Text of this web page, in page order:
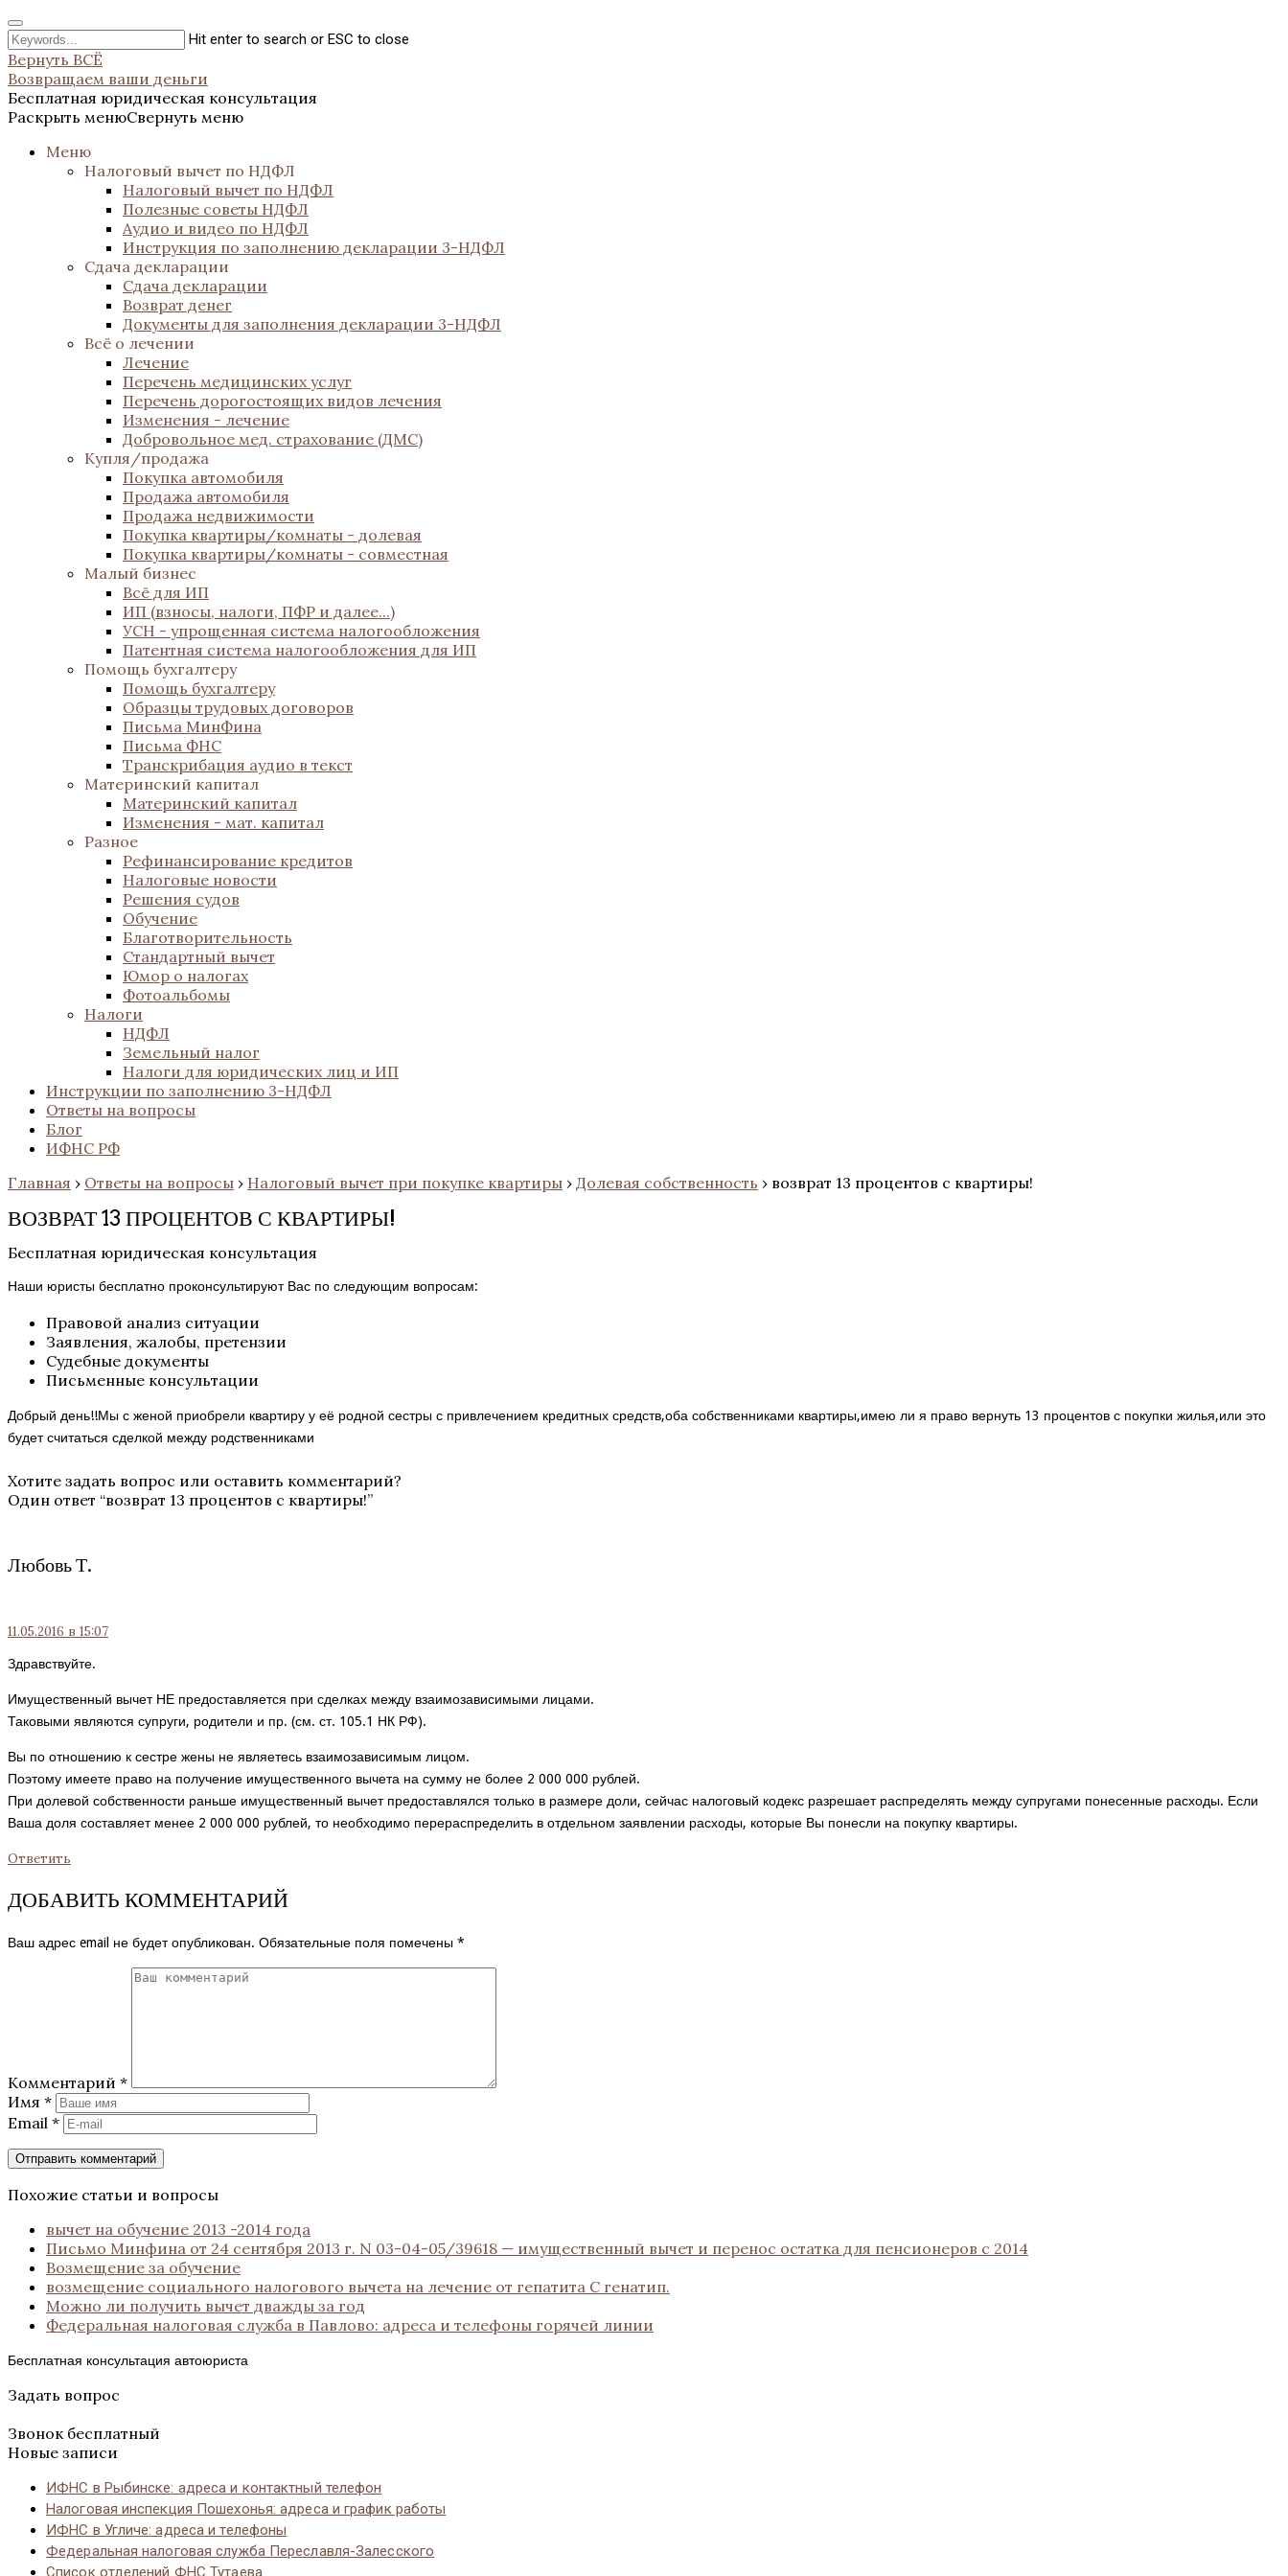
Hit enter to search or ESC to close
Вернуть ВСЁ
Возвращаем ваши деньги
Бесплатная юридическая консультация
Раскрыть менюСвернуть меню
Меню
Налоговый вычет по НДФЛ
Налоговый вычет по НДФЛ
Полезные советы НДФЛ
Аудио и видео по НДФЛ
Инструкция по заполнению декларации 3-НДФЛ
Сдача декларации
Сдача декларации
Возврат денег
Документы для заполнения декларации 3-НДФЛ
Всё о лечении
Лечение
Перечень медицинских услуг
Перечень дорогостоящих видов лечения
Изменения - лечение
Добровольное мед. страхование (ДМС)
Купля/продажа
Покупка автомобиля
Продажа автомобиля
Продажа недвижимости
Покупка квартиры/комнаты - долевая
Покупка квартиры/комнаты - совместная
Малый бизнес
Всё для ИП
ИП (взносы, налоги, ПФР и далее...)
УСН - упрощенная система налогообложения
Патентная система налогообложения для ИП
Помощь бухгалтеру
Помощь бухгалтеру
Образцы трудовых договоров
Письма МинФина
Письма ФНС
Транскрибация аудио в текст
Материнский капитал
Материнский капитал
Изменения - мат. капитал
Разное
Рефинансирование кредитов
Налоговые новости
Решения судов
Обучение
Благотворительность
Стандартный вычет
Юмор о налогах
Фотоальбомы
Налоги
НДФЛ
Земельный налог
Налоги для юридических лиц и ИП
Инструкции по заполнению 3-НДФЛ
Ответы на вопросы
Блог
ИФНС РФ
Главная › Ответы на вопросы › Налоговый вычет при покупке квартиры › Долевая собственность › возврат 13 процентов с квартиры!
ВОЗВРАТ 13 ПРОЦЕНТОВ С КВАРТИРЫ!
Бесплатная юридическая консультация
Наши юристы бесплатно проконсультируют Вас по следующим вопросам:
Правовой анализ ситуации
Заявления, жалобы, претензии
Судебные документы
Письменные консультации
Добрый день!!Мы с женой приобрели квартиру у её родной сестры с привлечением кредитных средств,оба собственниками квартиры,имею ли я право вернуть 13 процентов с покупки жилья,или это
будет считаться сделкой между родственниками
Хотите задать вопрос или оставить комментарий?
Один ответ “возврат 13 процентов с квартиры!”
Любовь Т.
11.05.2016 в 15:07
Здравствуйте.
Имущественный вычет НЕ предоставляется при сделках между взаимозависимыми лицами.
Таковыми являются супруги, родители и пр. (см. ст. 105.1 НК РФ).
Вы по отношению к сестре жены не являетесь взаимозависимым лицом.
Поэтому имеете право на получение имущественного вычета на сумму не более 2 000 000 рублей.
При долевой собственности раньше имущественный вычет предоставлялся только в размере доли, сейчас налоговый кодекс разрешает распределять между супругами понесенные расходы. Если
Ваша доля составляет менее 2 000 000 рублей, то необходимо перераспределить в отдельном заявлении расходы, которые Вы понесли на покупку квартиры.
Ответить
ДОБАВИТЬ КОММЕНТАРИЙ
Ваш адрес email не будет опубликован. Обязательные поля помечены *
Комментарий *
Имя *
Email *
Похожие статьи и вопросы
вычет на обучение 2013 -2014 года
Письмо Минфина от 24 сентября 2013 г. N 03-04-05/39618 — имущественный вычет и перенос остатка для пенсионеров с 2014
Возмещение за обучение
возмещение социального налогового вычета на лечение от гепатита С генатип.
Можно ли получить вычет дважды за год
Федеральная налоговая служба в Павлово: адреса и телефоны горячей линии
Бесплатная консультация автоюриста
Задать вопрос
Звонок бесплатный
Новые записи
ИФНС в Рыбинске: адреса и контактный телефон
Налоговая инспекция Пошехонья: адреса и график работы
ИФНС в Угличе: адреса и телефоны
Федеральная налоговая служба Переславля-Залесского
Список отделений ФНС Тутаева